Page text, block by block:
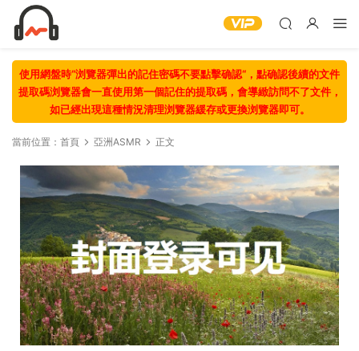
使用網盤時“浏覽器彈出的記住密碼不要點擊确認“，點确認後續的文件
提取碼浏覽器會一直使用第一個記住的提取碼，會導緻訪問不了文件，
如已經出現這種情況清理浏覽器緩存或更換浏覽器即可。
當前位置： 首頁 亞洲ASMR 正文